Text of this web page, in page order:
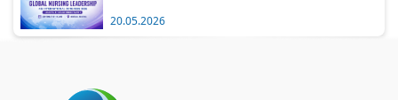
20.05.2026